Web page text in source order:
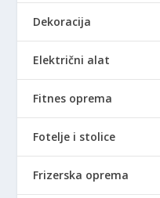
Dekoracija
Električni alat
Fitnes oprema
Fotelje i stolice
Frizerska oprema